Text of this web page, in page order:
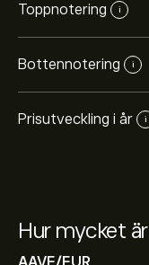
Hur mycket är
Toppnotering i
Bottennotering i
Prisutveckling i år i